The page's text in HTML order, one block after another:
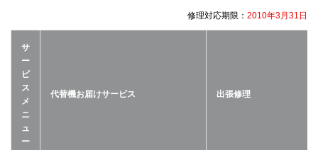
修理対応期限： 2010年3月31日
サ
ー
ビ
ス
メ
ニ
ュ
ー
代替機お届けサービス 出張修理